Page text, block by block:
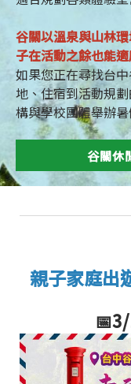
谷關以溫泉與山林
子在活動之餘也能適
如果您正在尋找台
地、住宿到活動規
構與學校團體舉辦
谷關休
親子家庭